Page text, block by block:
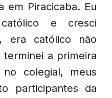
Piracicaba. Eu
e cresci
era católico não
a primeira
colegial, meus
participantes da